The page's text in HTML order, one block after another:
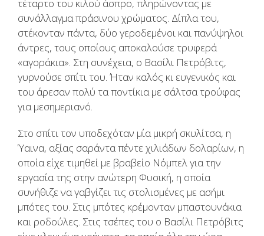
τέταρτο του κιλού άσπρο, πληρώνοντας με
συνάλλαγμα πράσινου χρώματος. Δίπλα του,
στέκονταν πάντα, δύο γεροδεμένοι και πανύψηλοι
άντρες, τους οποίους αποκαλούσε τρυφερά
«αγοράκια». Στη συνέχεια, ο Βασίλι Πετρόβιτς,
γυρνούσε σπίτι του. Ήταν καλός κι ευγενικός και
του άρεσαν πολύ τα ποντίκια με σάλτσα τρούφας
για μεσημεριανό.
Στο σπίτι τον υποδεχόταν μία μικρή σκυλίτσα, η
Ύαινα, αξίας σαράντα πέντε χιλιάδων δολαρίων, η
οποία είχε τιμηθεί με βραβείο Νόμπελ για την
εργασία της στην ανώτερη Φυσική, η οποία
συνήθιζε να γαβγίζει τις στολισμένες με ασήμι
μπότες του. Στις μπότες κρέμονταν μπαστουνάκια
και ροδούλες. Στις τσέπες του ο Βασίλι Πετρόβιτς